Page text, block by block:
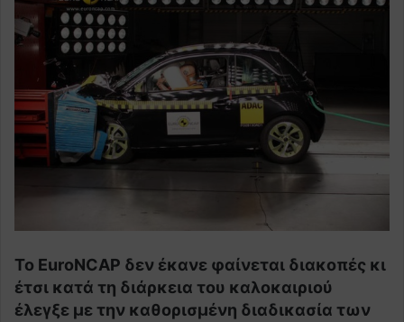
Το EuroNCAP δεν έκανε φαίνεται διακοπές κι
έτσι κατά τη διάρκεια του καλοκαιριού
έλεγξε με την καθορισμένη διαδικασία των